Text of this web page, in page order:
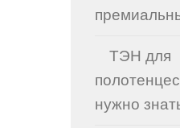
ТЭН для
нужно